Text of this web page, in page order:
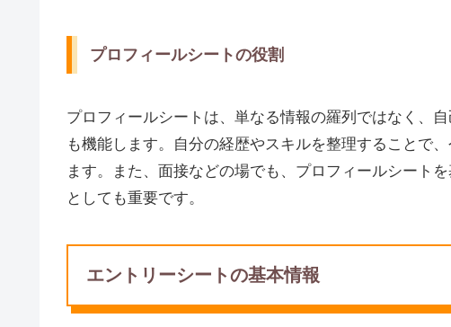
プロフィールシートの役割
プロフィールシートは、単なる情報の羅列ではなく、
も機能します。自分の経歴やスキルを整理することで
ます。また、面接などの場でも、プロフィールシート
としても重要です。
エントリーシートの基本情報